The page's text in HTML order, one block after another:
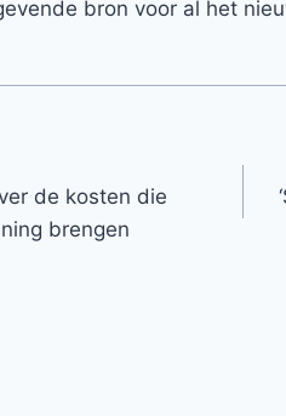
bron voor al het
de kosten die
brengen